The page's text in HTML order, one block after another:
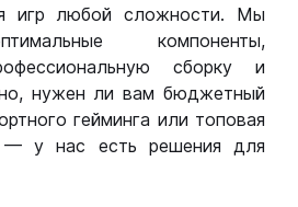
игр любой сложности. Мы
компоненты,
сборку и
нужен ли вам бюджетный
гейминга или топовая
у нас есть решения для